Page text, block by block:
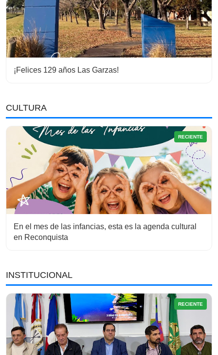
¡Felices 129 años Las Garzas!
CULTURA
RECIENTE
En el mes de las infancias, esta es la agenda cultural
en Reconquista
INSTITUCIONAL
RECIENTE